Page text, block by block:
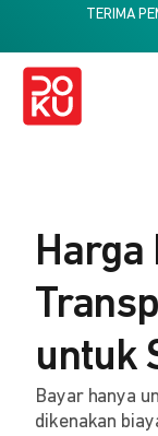
TERIMA
Harga
untuk
Bayar hanya
dikenakan